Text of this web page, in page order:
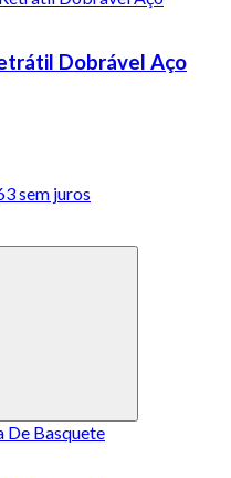
Dobrável Aço
sem juros